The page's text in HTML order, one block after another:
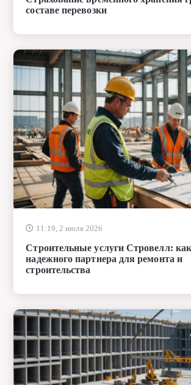
Строительные услуги Стровелл: как
надежного партнера для ремонта и
строительства